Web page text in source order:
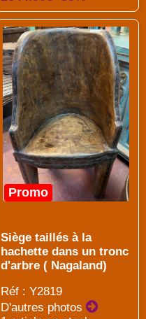
Promo
Siège taillés à la
hachette dans un tronc
d'arbre ( Nagaland)
Réf : Y2819
D'autres photos